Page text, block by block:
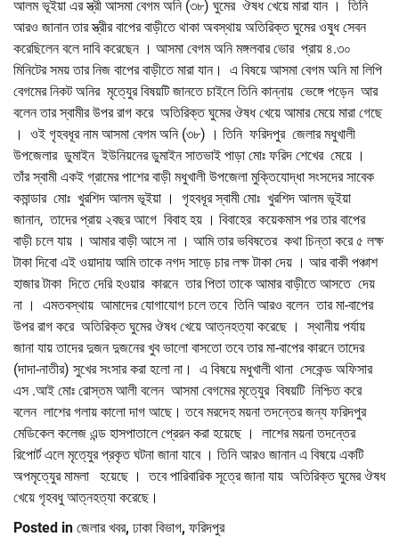
আলম ভূইয়া এর স্ত্রী আসমা বেগম অনি (৩৮) ঘুমের ঔষধ খেয়ে মারা যান । তিনি
আরও জানান তার স্ত্রীর বাপের বাড়ীতে থাকা অবস্থায় অতিরিক্ত ঘুমের ওষুধ সেবন
করেছিলেন বলে দাবি করেছেন । আসমা বেগম অনি মঙ্গলবার ভোর প্রায় ৪.৩০
মিনিটের সময় তার নিজ বাপের বাড়ীতে মারা যান। এ বিষয়ে আসমা বেগম অনি মা লিপি
বেগমের নিকট অনির মৃতে্যুর বিষয়টি জানতে চাইলে তিনি কান্নায় ভেঙ্গে পড়েন আর
বলেন তার স্বামীর উপর রাগ করে অতিরিক্ত ঘুমের ঔষধ খেয়ে আমার মেয়ে মারা গেছে
। ওই গৃহবধূর নাম আসমা বেগম অনি (৩৮) । তিনি ফরিদপুর জেলার মধুখালী
উপজেলার ডুমাইন ইউনিয়নের ডুমাইন সাতভাই পাড়া মোঃ ফরিদ শেখের মেয়ে ।
তাঁর স্বামী একই গ্রামের পাশের বাড়ী মধুখালী উপজেলা মুক্তিযোদ্ধা সংসদের সাবেক
কমান্ডার মোঃ খুরশিদ আলম ভূইয়া । গৃহবধূর স্বামী মোঃ খুরশিদ আলম ভূইয়া
জানান, তাদের প্রায় ২বছর আগে বিবাহ হয় । বিবাহের কয়েকমাস পর তার বাপের
বাড়ী চলে যায় । আমার বাড়ী আসে না । আমি তার ভবিষতের কথা চিন্তা করে ৫ লক্ষ
টাকা দিবো এই ওয়াদায় আমি তাকে নগদ সাড়ে চার লক্ষ টাকা দেয় । আর বাকী পঞ্চাশ
হাজার টাকা দিতে দেরি হওয়ার কারনে তার পিতা তাকে আমার বাড়ীতে আসতে দেয়
না । এমতবস্থায় আমাদের যোগাযোগ চলে তবে তিনি আরও বলেন তার মা-বাপের
উপর রাগ করে অতিরিক্ত ঘুমের ঔষধ খেয়ে আত্নহত্যা করেছে । স্থানীয় পর্যায়
জানা যায় তাদের দুজন দুজনের খুব ভালো বাসতো তবে তার মা-বাপের কারনে তাদের
(দাদা-নাতীর) সুখের সংসার করা হলো না। এ বিষয়ে মধুখালী থানা সেকেন্ড অফিসার
এস .আই মোঃ রোস্তম আলী বলেন আসমা বেগমের মৃতে্যুর বিষয়টি নিশ্চিত করে
বলেন লাশের গলায় কালো দাগ আছে। তবে মরদেহ ময়না তদন্তের জন্য ফরিদপুর
মেডিকেল কলেজ এন্ড হাসপাতালে প্রেরন করা হয়েছে । লাশের ময়না তদন্তের
রিপোর্ট এলে মৃতে্যুর প্রকৃত ঘটনা জানা যাবে । তিনি আরও জানান এ বিষয়ে একটি
অপমৃতে্যুর মামলা হয়েছে । তবে পারিবারিক সূত্রে জানা যায় অতিরিক্ত ঘুমের ঔষধ
খেয়ে গৃহবধু আত্নহত্যা করেছে।
Posted in জেলার খবর, ঢাকা বিভাগ, ফরিদপুর